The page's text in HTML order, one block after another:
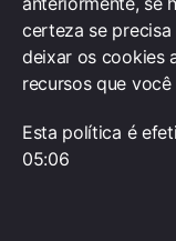
certeza se precisa
deixar os cookies
recursos que
Esta política é
05:06